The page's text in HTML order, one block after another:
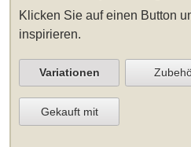
Klicken Sie auf einen Button
inspirieren.
Variationen
Gekauft mit